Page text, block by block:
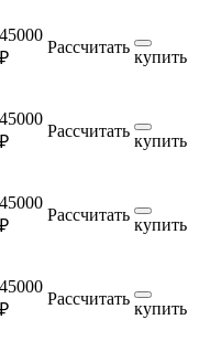
45000
₽
Рассчитать
купить
45000
₽
Рассчитать
купить
45000
₽
Рассчитать
купить
45000
₽
Рассчитать
купить